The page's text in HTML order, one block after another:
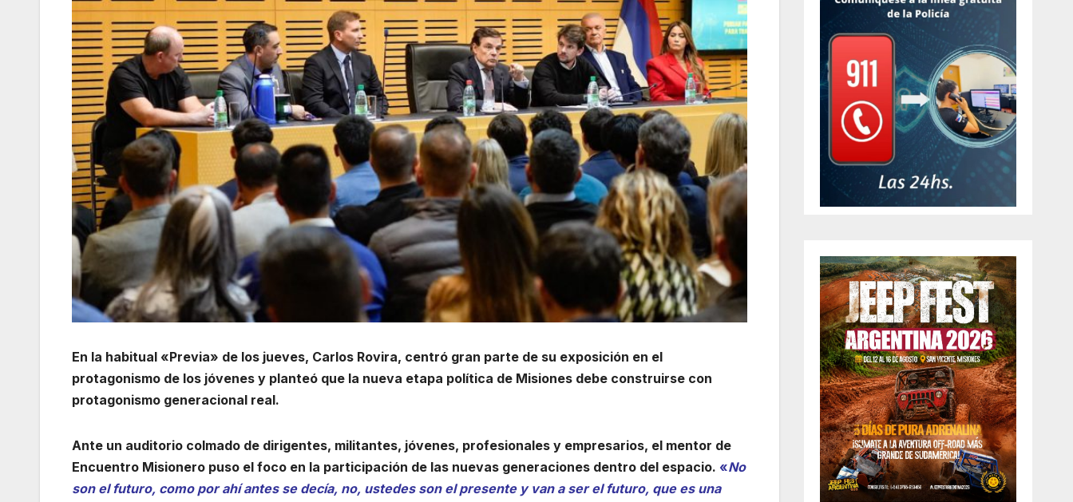
En la habitual «Previa» de los jueves, Carlos Rovira, centró gran parte de su exposición en el
protagonismo de los jóvenes y planteó que la nueva etapa política de Misiones debe construirse con
protagonismo generacional real.
Ante un auditorio colmado de dirigentes, militantes, jóvenes, profesionales y empresarios, el mentor de
Encuentro Misionero puso el foco en la participación de las nuevas generaciones dentro del espacio. «No
son el futuro, como por ahí antes se decía, no, ustedes son el presente y van a ser el futuro, que es una